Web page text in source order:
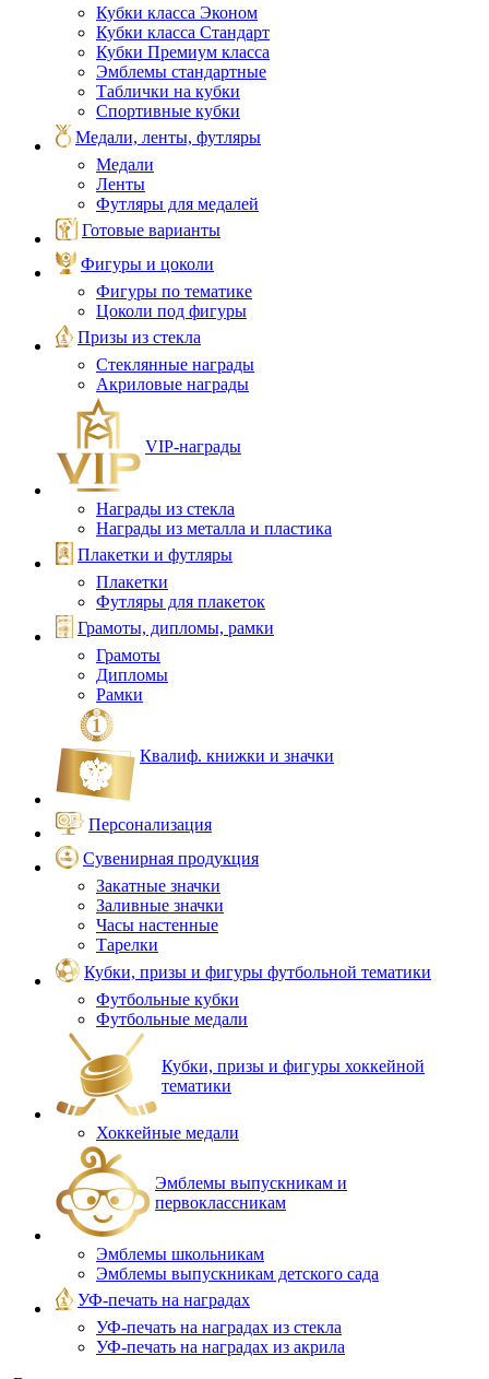
Кубки класса Эконом
Кубки класса Стандарт
Кубки Премиум класса
Эмблемы стандартные
Таблички на кубки
Спортивные кубки
Медали, ленты, футляры
Медали
Ленты
Футляры для медалей
Готовые варианты
Фигуры и цоколи
Фигуры по тематике
Цоколи под фигуры
Призы из стекла
Стеклянные награды
Акриловые награды
VIP‑награды
Награды из стекла
Награды из металла и пластика
Плакетки и футляры
Плакетки
Футляры для плакеток
Грамоты, дипломы, рамки
Грамоты
Дипломы
Рамки
Квалиф. книжки и значки
Персонализация
Сувенирная продукция
Закатные значки
Заливные значки
Часы настенные
Тарелки
Кубки, призы и фигуры футбольной тематики
Футбольные кубки
Футбольные медали
Кубки, призы и фигуры хоккейной
тематики
Хоккейные медали
Эмблемы выпускникам и
первоклассникам
Эмблемы школьникам
Эмблемы выпускникам детского сада
УФ-печать на наградах
УФ‑печать на наградах из стекла
УФ-печать на наградах из акрила